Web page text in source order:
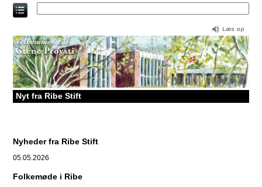
Direkte
til
Nyt fra Ribe Stift
Nyheder fra Ribe Stift
05.05.2026
Folkemøde i Ribe